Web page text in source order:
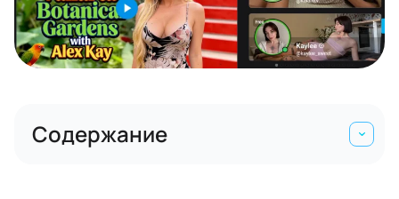
Содержание